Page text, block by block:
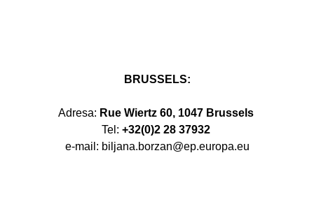
BRUSSELS:
Adresa: Rue Wiertz 60, 1047 Brussels
Tel: +32(0)2 28 37932
e-mail: biljana.borzan@ep.europa.eu